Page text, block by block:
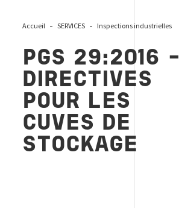
Accueil SERVICES Inspections industrielles
PGS 29:2016 -
DIRECTIVES
POUR LES
CUVES DE
STOCKAGE